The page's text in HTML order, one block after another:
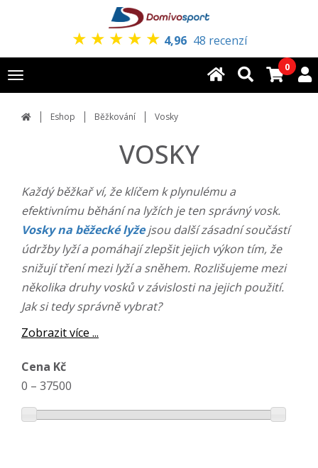
★ ★ ★ ★ ★ 4,96 48 recenzí
Toggle
navigation
0
Eshop Běžkování Vosky
VOSKY
Každý běžkař ví, že klíčem k plynulému a
efektivnímu běhání na lyžích je ten správný vosk.
Vosky na běžecké lyžejsou další zásadní součástí
údržby lyží a pomáhají zlepšit jejich výkon tím, že
snižují tření mezi lyží a sněhem. Rozlišujeme mezi
několika druhy vosků v závislosti na jejich použití.
Jak si tedy správně vybrat?
Zobrazit více ...
Cena Kč
0 – 37500